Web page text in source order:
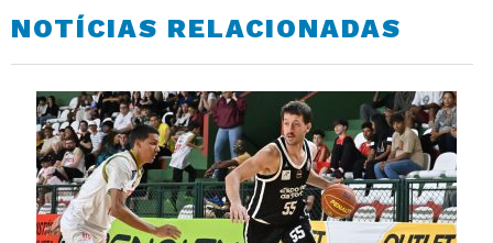
NOTÍCIAS RELACIONADAS